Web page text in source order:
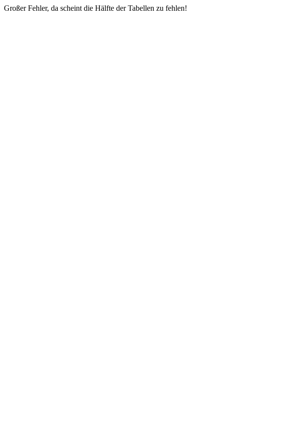
Großer Fehler, da scheint die Hälfte der Tabellen zu fehlen!